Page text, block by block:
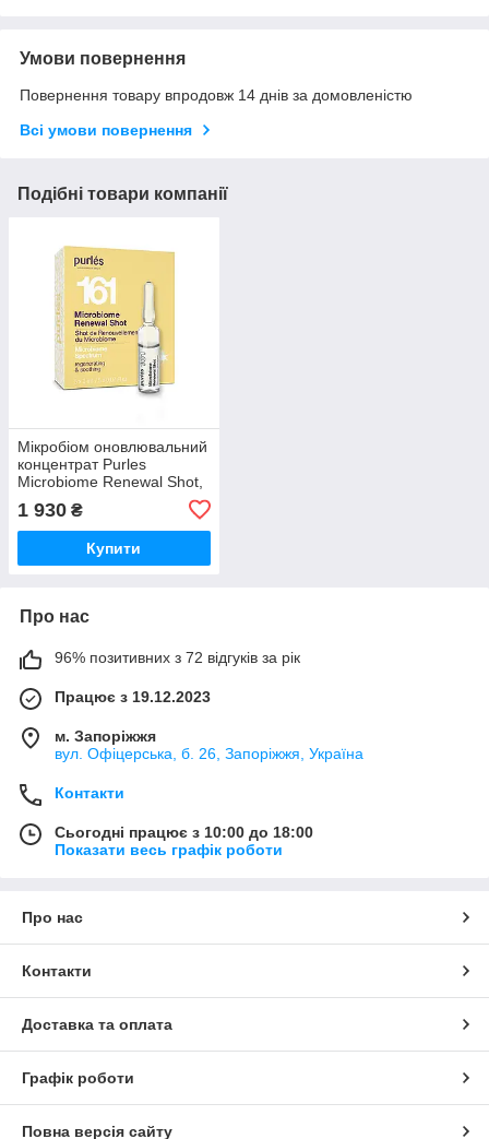
Умови повернення
Повернення товару впродовж 14 днів за домовленістю
Всі умови повернення
Подібні товари компанії
Мікробіом оновлювальний
концентрат Purles
Microbiome Renewal Shot,
1 930 ₴
Купити
Про нас
96% позитивних з 72 відгуків за рік
Працює з 19.12.2023
м. Запоріжжя
вул. Офіцерська, б. 26, Запоріжжя, Україна
Контакти
Сьогодні працює з 10:00 до 18:00
Показати весь графік роботи
Про нас
Контакти
Доставка та оплата
Графік роботи
Повна версія сайту